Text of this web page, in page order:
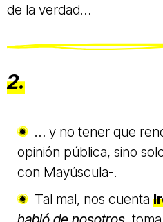
de la verdad…
2.
… y no tener que
opinión pública, sino
con Mayúscula-.
Tal mal, nos cuenta